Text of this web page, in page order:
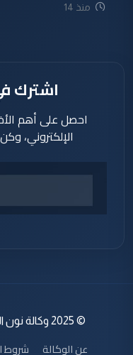
منذ 14
اشترك
احصل على أهم
الإلكتروني،
© 2025 وكالة نون الخبرية. جميع الحقوق محفوظة.
عن الوكالة شروط